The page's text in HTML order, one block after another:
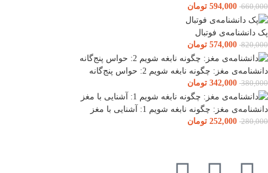
660,000
594,000 تومان
پک دانشنامه‌ی فوتبال
820,000
574,000 تومان
دانشنامه‌ی مغز: چگونه نابغه شویم 2: حواس پنج‌گانه
380,000
342,000 تومان
دانشنامه‌ی مغز: چگونه نابغه شویم 1: آشنایی با مغز
280,000
252,000 تومان